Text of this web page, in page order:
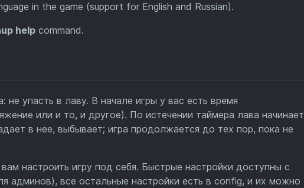
in the game (support for English and Russian).
help command.
упасть в лаву. В начале игры у вас есть время
или и то, и другое). По истечении таймера лава начинает
в нее, выбывает; игра продолжается до тех пор, пока не
настроить игру под себя. Быстрые настройки доступны с
все остальные настройки есть в config, и их можно